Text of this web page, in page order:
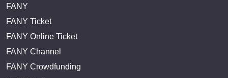
FANY IDに登録・ログインする
FANYサービス